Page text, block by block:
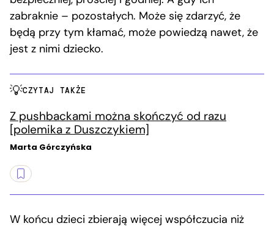
zabraknie – pozostałych. Może się zdarzyć, że
będą przy tym kłamać, może powiedzą nawet, że
jest z nimi dziecko.
CZYTAJ TAKŻE
Z pushbackami można skończyć od razu
[polemika z Duszczykiem]
Marta Górczyńska
W końcu dzieci zbierają więcej współczucia niż